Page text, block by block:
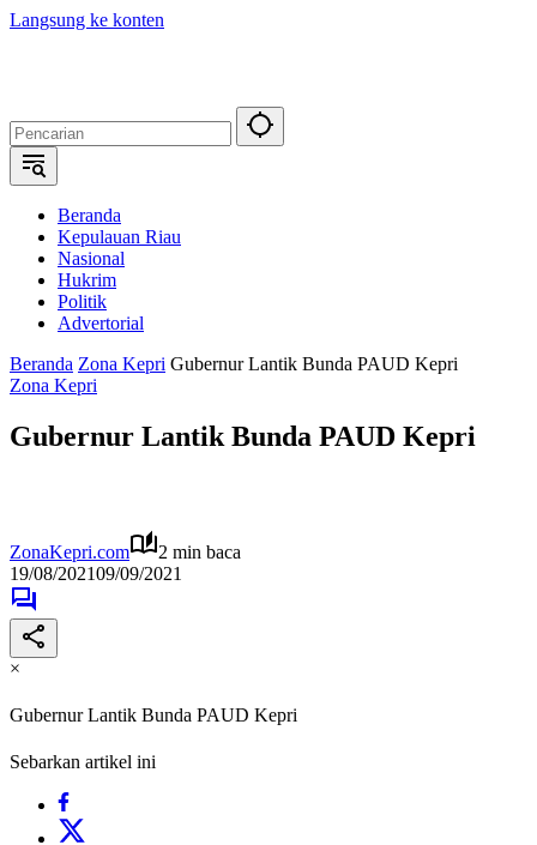
Langsung ke konten
Beranda
Kepulauan Riau
Nasional
Hukrim
Politik
Advertorial
Beranda Zona Kepri Gubernur Lantik Bunda PAUD Kepri
Zona Kepri
Gubernur Lantik Bunda PAUD Kepri
ZonaKepri.com
2 min baca
19/08/202109/09/2021
×
Gubernur Lantik Bunda PAUD Kepri
Sebarkan artikel ini